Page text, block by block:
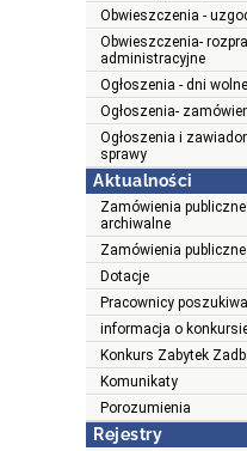
Obwieszczenia -
Obwieszczenia-
administracyjne
Ogłoszenia - dni
Ogłoszenia-
Ogłoszenia i
sprawy
Aktualności
Zamówienia
archiwalne
Zamówienia
Dotacje
Pracownicy
informacja o
Konkurs Zabytek
Komunikaty
Porozumienia
Rejestry